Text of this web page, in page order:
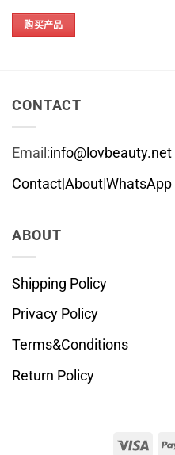
购买产品
CONTACT
Email:info@lovbeauty.net
Contact|About|WhatsApp
ABOUT
Shipping Policy
Privacy Policy
Terms&Conditions
Return Policy
Visa